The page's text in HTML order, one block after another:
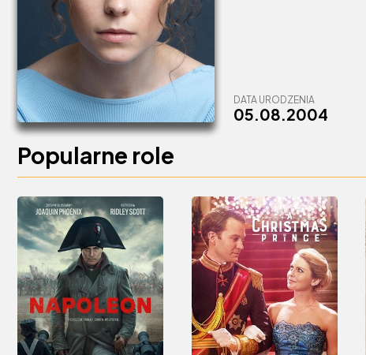
DATA URODZENIA
05.08.2004
Popularne role